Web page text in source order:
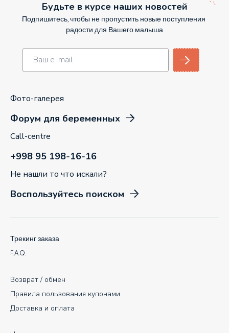
Будьте в курсе наших новостей
Подпишитесь, чтобы не пропустить новые поступления
радости для Вашего малыша
Фото-галерея
Форум для беременных
Call-centre
+998 95 198-16-16
Не нашли то что искали?
Воспользуйтесь поиском
Возврат / обмен
Правила пользования купонами
Доставка и оплата
Трекинг заказа
F.A.Q.